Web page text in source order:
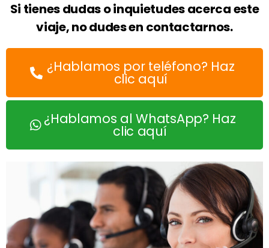
Si tienes dudas o inquietudes acerca este
viaje, no dudes en contactarnos.
¿Hablamos por teléfono? Haz
clic aquí
¿Hablamos al WhatsApp? Haz
clic aquí